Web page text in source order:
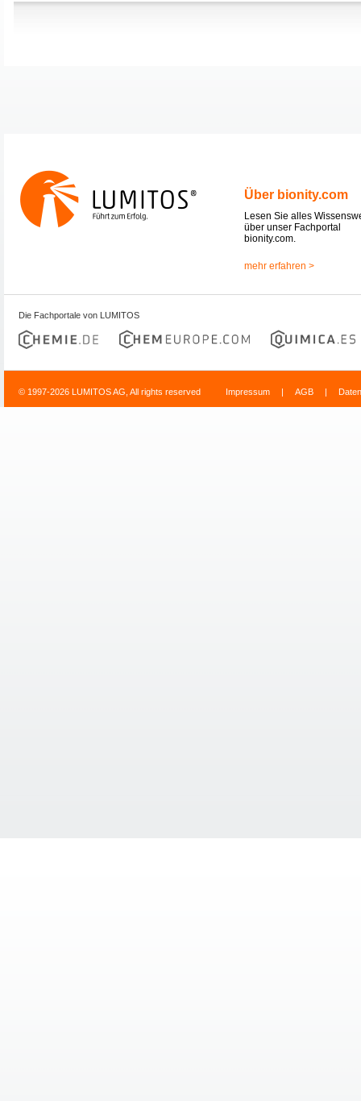
Über bionity.com
Lesen Sie alles
über unser Fachportal
bionity.com.
mehr erfahren >
Die Fachportale von LUMITOS
© 1997-2026 LUMITOS AG, All rights reserved Impressum | AGB |